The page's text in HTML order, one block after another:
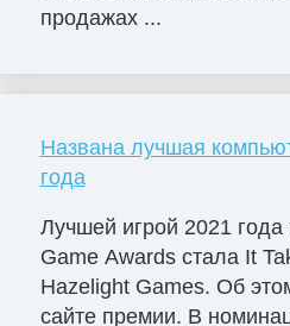
продажах ...
Названа лучшая
года
Лучшей игрой 2021 года
Game Awards стала It
Hazelight Games. Об
сайте премии. В